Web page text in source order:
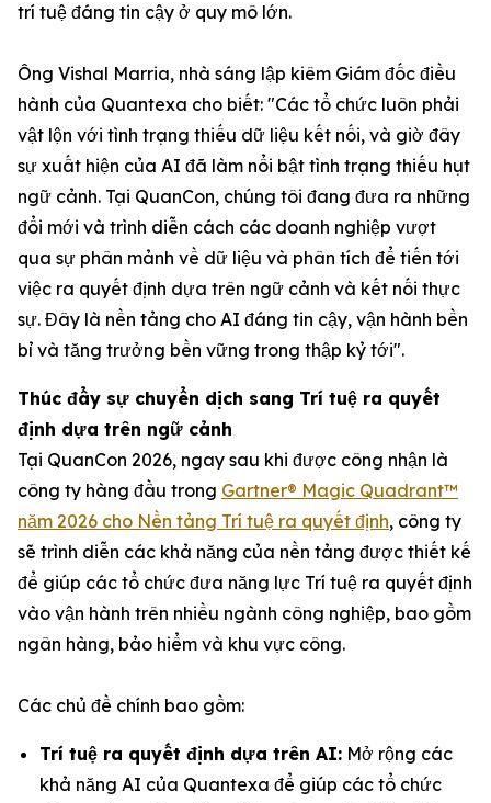
trí tuệ đáng tin cậy ở quy mô lớn.
Ông Vishal Marria, nhà sáng lập kiêm Giám đốc điều
hành của Quantexa cho biết: "Các tổ chức luôn phải
vật lộn với tình trạng thiếu dữ liệu kết nối, và giờ đây
sự xuất hiện của AI đã làm nổi bật tình trạng thiếu hụt
ngữ cảnh. Tại QuanCon, chúng tôi đang đưa ra những
đổi mới và trình diễn cách các doanh nghiệp vượt
qua sự phân mảnh về dữ liệu và phân tích để tiến tới
việc ra quyết định dựa trên ngữ cảnh và kết nối thực
sự. Đây là nền tảng cho AI đáng tin cậy, vận hành bền
bỉ và tăng trưởng bền vững trong thập kỷ tới".
Thúc đẩy sự chuyển dịch sang Trí tuệ ra quyết
định dựa trên ngữ cảnh
Tại QuanCon 2026, ngay sau khi được công nhận là
công ty hàng đầu trong Gartner® Magic Quadrant™
năm 2026 cho Nền tảng Trí tuệ ra quyết định, công ty
sẽ trình diễn các khả năng của nền tảng được thiết kế
để giúp các tổ chức đưa năng lực Trí tuệ ra quyết định
vào vận hành trên nhiều ngành công nghiệp, bao gồm
ngân hàng, bảo hiểm và khu vực công.
Các chủ đề chính bao gồm:
Trí tuệ ra quyết định dựa trên AI: Mở rộng các
khả năng AI của Quantexa để giúp các tổ chức